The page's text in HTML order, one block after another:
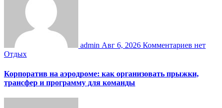
admin Авг 6, 2026 Комментариев нет
Отдых
Корпоратив на аэродроме: как организовать прыжки,
трансфер и программу для команды